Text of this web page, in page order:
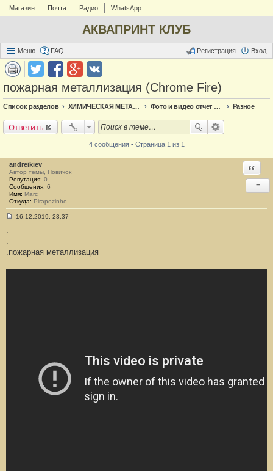
Магазин Почта Радио WhatsApp
АКВАПРИНТ КЛУБ
Меню FAQ Вход
Регистрация
пожарная металлизация (Chrome Fire)
Список разделов ХИМИЧЕСКАЯ МЕТАЛЛИЗАЦИЯ Фото и видео отчёт по металлизации Разное
Ответить
4 сообщения • Страница 1 из 1
andreikiev
Автор темы, Новичок
Репутация: 0
Сообщения: 6
Имя: Marc
Откуда: Pirapozinho
−
щ
16.12.2019, 23:37
.
.
.пожарная металлизация